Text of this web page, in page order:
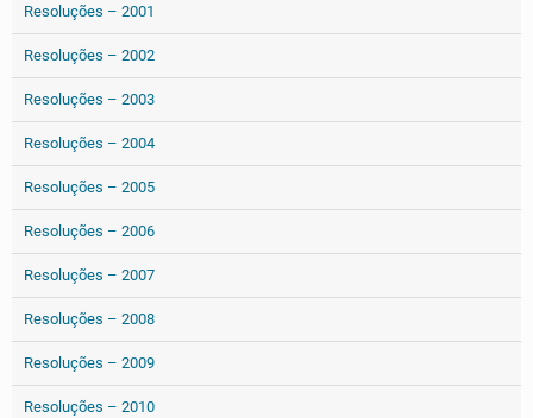
Resoluções – 2001
Resoluções – 2002
Resoluções – 2003
Resoluções – 2004
Resoluções – 2005
Resoluções – 2006
Resoluções – 2007
Resoluções – 2008
Resoluções – 2009
Resoluções – 2010